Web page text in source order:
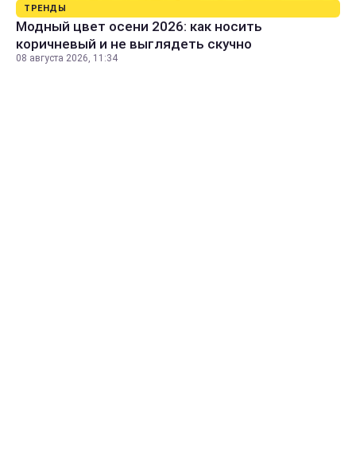
ТРЕНДЫ
Модный цвет осени 2026: как носить
коричневый и не выглядеть скучно
08 августа 2026, 11:34